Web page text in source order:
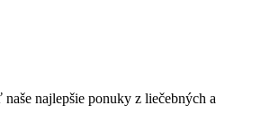
najlepšie ponuky z liečebných a